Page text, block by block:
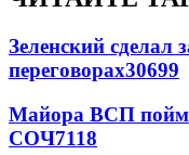
Зеленский сделал
переговорах30699
Майора ВСП
СОЧ7118